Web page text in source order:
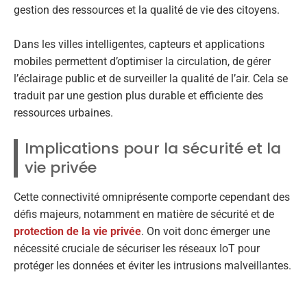
gestion des ressources et la qualité de vie des citoyens.
Dans les villes intelligentes, capteurs et applications
mobiles permettent d’optimiser la circulation, de gérer
l’éclairage public et de surveiller la qualité de l’air. Cela se
traduit par une gestion plus durable et efficiente des
ressources urbaines.
Implications pour la sécurité et la
vie privée
Cette connectivité omniprésente comporte cependant des
défis majeurs, notamment en matière de sécurité et de
protection de la vie privée. On voit donc émerger une
nécessité cruciale de sécuriser les réseaux IoT pour
protéger les données et éviter les intrusions malveillantes.